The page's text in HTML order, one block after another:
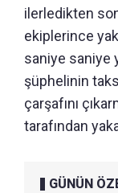
ilerledikten
ekiplerince
saniye saniye
şüphelinin
çarşafını
tarafından
GÜNÜN